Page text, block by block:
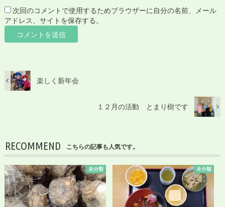
次回のコメントで使用するためブラウザーに自分の名前、メール
アドレス、サイトを保存する。
楽しく新年会
１２月の活動 とまり樹です
RECOMMEND こちらの記事も人気です。
未分類 未分類